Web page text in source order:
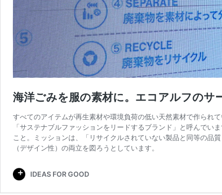
海洋ごみを服の素材に。エコアルフのサ
すべてのアイテムが再生素材や環境負荷の低い天然素材で作られ
「サステナブルファッションをリードするブランド」と呼んで
こと。ミッションは、「リサイクルされていない製品と同等の品
（デザイン性）の両立を図ろうとしています。
IDEAS FOR GOOD